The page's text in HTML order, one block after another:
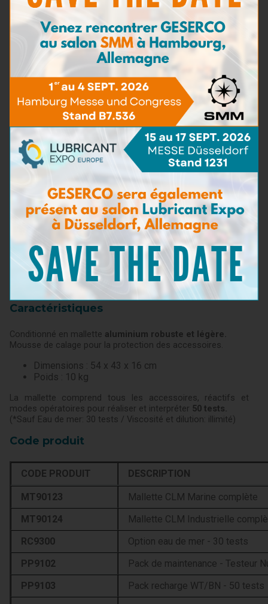
Ce test utilise une méthode réactive : un échantillon d'huile à
tester est dilué avec une solution qui capture tous les
chlorures présents dans l'huile.
Une goutte est ensuite déposée sur un papier réactif qui
change de couleur en fonction de la teneur en chlorures,
donc de la présence d'eau de mer.
La comparaison du papier réactif avec une planche de
référence permet de déterminer la teneur en chlorures en G
Capacité de Dispersion et de Détergence
Méthode comparative : une goute d'huile usagée est
déposée sur un papier filtre spécial sur lequel elle s'étale et
forme une tâche. Une fois sèche, elle est comparée à une
planche de taches de référence qui permet l’interprétation.
Teneur en Matières Charbonneuses
Ce test est réalisé avec le Testeur Optique Rapide qui permet
de mesurer la concentration en matières charbonneuses et
autres matières insolubles de l'échantillon d'huile à tester en
moins de 5 secondes.
Caractéristiques
Conditionné en mallette aluminium robuste et légère.
Mousse de calage pour la protection des accessoires.
Dimensions : 54 x 43 x 16 cm
Poids : 10 kg
La mallette comprend tous les accessoires, réactifs et
modes opératoires pour réaliser et interpréter 50 tests
(*Sauf Eau de mer: 30 tests / Viscosité et dilution: illimité)
Code produit
CODE PRODUIT DESCRIPTION
MT90123
Mallette CLM Marine complète
MT90124
Mallette CLM Industrielle
RC9300
Option eau de mer - 30 tests
PP9102
Pack de maintenance - Testeur
PP9103
Pack recharge WT/BN - 50 tests